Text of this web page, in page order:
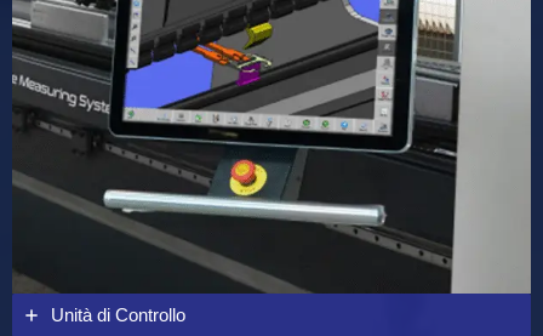
Unità di Controllo